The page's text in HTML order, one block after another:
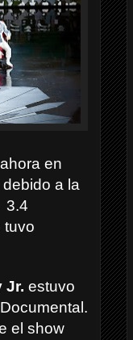
en
debido a la
3.4
tuvo
Jr. estuvo
el show